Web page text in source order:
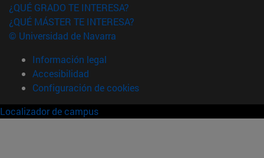
¿QUÉ GRADO TE INTERESA?
¿QUÉ MÁSTER TE INTERESA?
© Universidad de Navarra
Información legal
Accesibilidad
Configuración de cookies
Localizador de campus